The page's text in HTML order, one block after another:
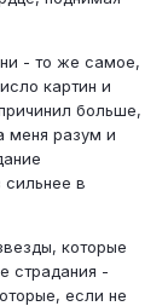
- то же самое,
картин и
больше,
меня разум и
сильнее в
которые
страдания -
если не